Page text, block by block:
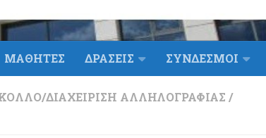
ΜΑΘΗΤΕΣ ΔΡΑΣΕΙΣ ΣΥΝΔΕΣΜΟΙ
ΔΙΑΧΕΊΡΙΣΗ ΑΛΛΗΛΟΓΡΑΦΊΑΣ /